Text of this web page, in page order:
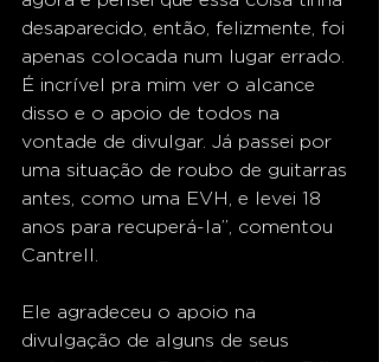
desaparecido, então, felizmente, foi
apenas colocada num lugar errado.
É incrível pra mim ver o alcance
disso e o apoio de todos na
vontade de divulgar. Já passei por
uma situação de roubo de guitarras
antes, como uma EVH, e levei 18
anos para recuperá-la”, comentou
Cantrell.
Ele agradeceu o apoio na
divulgação de alguns de seus